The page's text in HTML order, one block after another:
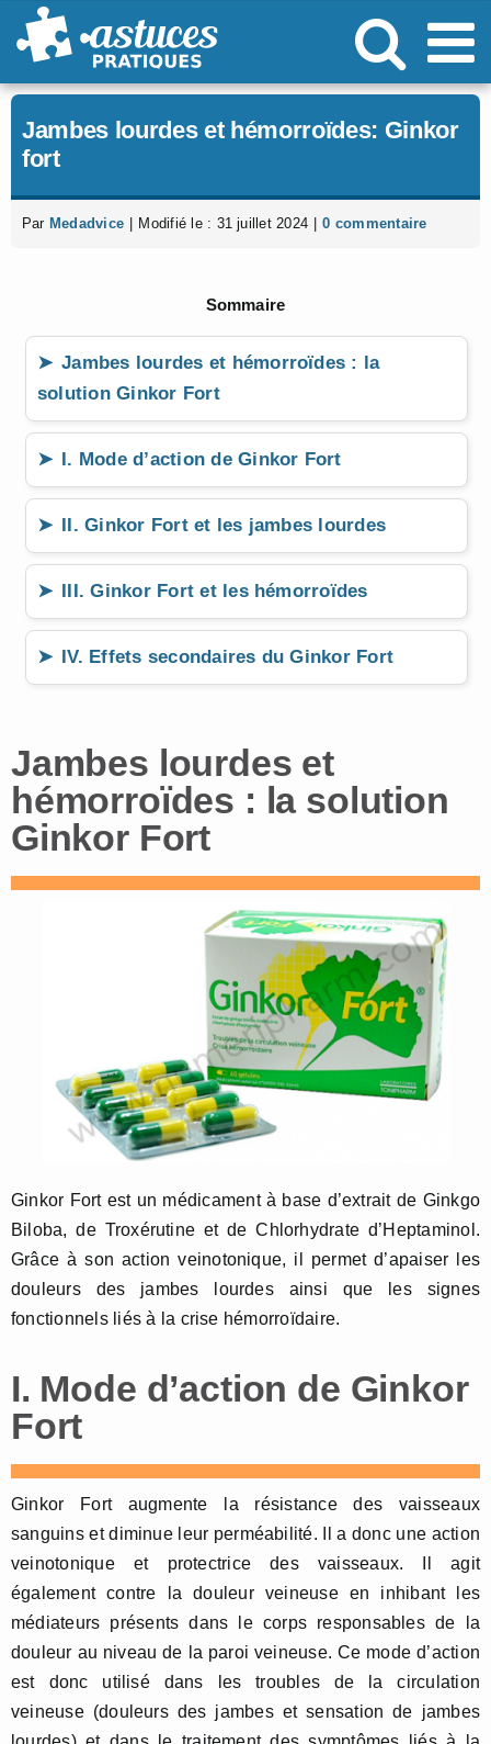
Passer
au
Jambes lourdes et hémorroïdes: Ginkor
fort
Par Medadvice Modifié le : 31 juillet 2024 0 commentaire
Sommaire
Jambes lourdes et hémorroïdes : la
solution Ginkor Fort
I. Mode d’action de Ginkor Fort
II. Ginkor Fort et les jambes lourdes
III. Ginkor Fort et les hémorroïdes
IV. Effets secondaires du Ginkor Fort
Jambes lourdes et
hémorroïdes : la solution
Ginkor Fort
Ginkor Fort est un médicament à base d’extrait de Ginkgo
Biloba, de Troxérutine et de Chlorhydrate d’Heptaminol.
Grâce à son action veinotonique, il permet d’apaiser les
douleurs des jambes lourdes ainsi que les signes
fonctionnels liés à la crise hémorroïdaire.
I. Mode d’action de Ginkor
Fort
Ginkor Fort augmente la résistance des vaisseaux
sanguins et diminue leur perméabilité. Il a donc une action
veinotonique et protectrice des vaisseaux. Il agit
également contre la douleur veineuse en inhibant les
médiateurs présents dans le corps responsables de la
douleur au niveau de la paroi veineuse. Ce mode d’action
est donc utilisé dans les troubles de la circulation
veineuse (douleurs des jambes et sensation de jambes